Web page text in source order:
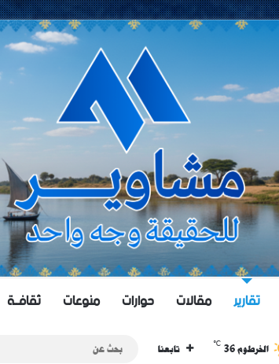
تقارير مقالات حوارات منوعات ثقافــة
الخرطوم 36
℃
تابعنا